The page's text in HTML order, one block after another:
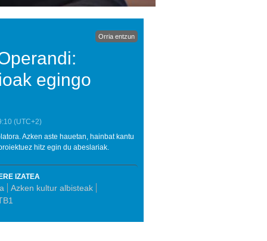
Orria entzun
egingo
(UTC+2)
Azken aste hauetan, hainbat kantu
hitz egin du abeslariak.
IZATEA
Azken kultur albisteak